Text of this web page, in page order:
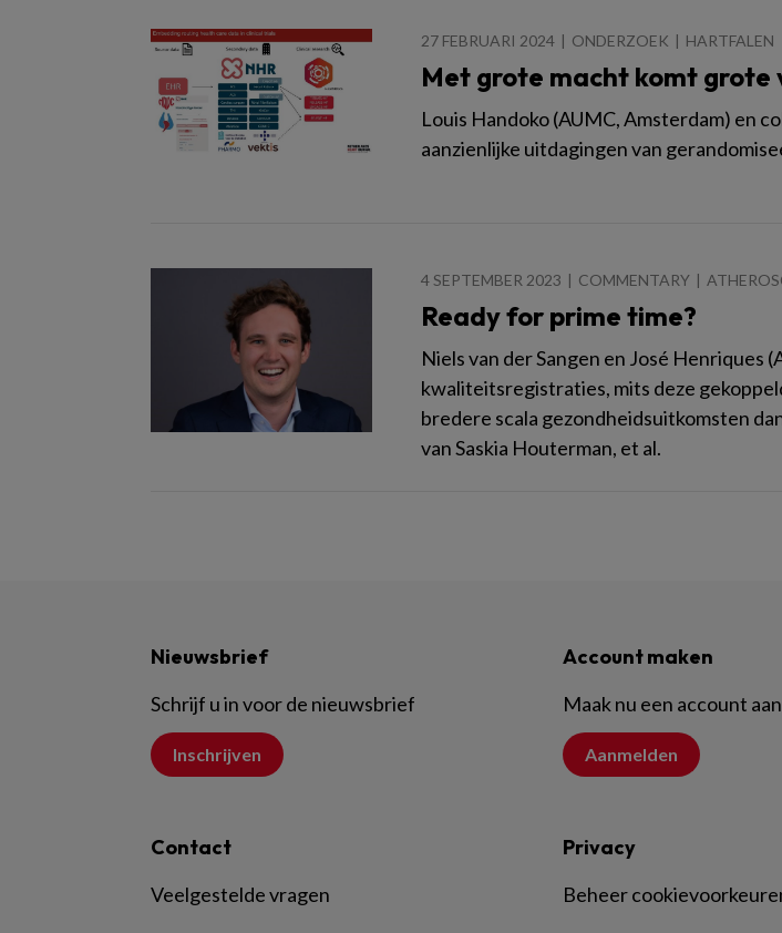
27 FEBRUARI 2024 ONDERZOEK HARTFALEN
Met grote macht komt
Louis Handoko (AUMC, Amsterdam) en
aanzienlijke uitdagingen van
4 SEPTEMBER 2023 COMMENTARY
Ready for prime time?
Niels van der Sangen en José
kwaliteitsregistraties, mits deze
bredere scala gezondheidsuitkomsten
van Saskia Houterman, et al.
Nieuwsbrief
Schrijf u in voor de nieuwsbrief
Inschrijven
Account maken
Maak nu een account aan
Aanmelden
Contact
Veelgestelde vragen
Privacy
Beheer